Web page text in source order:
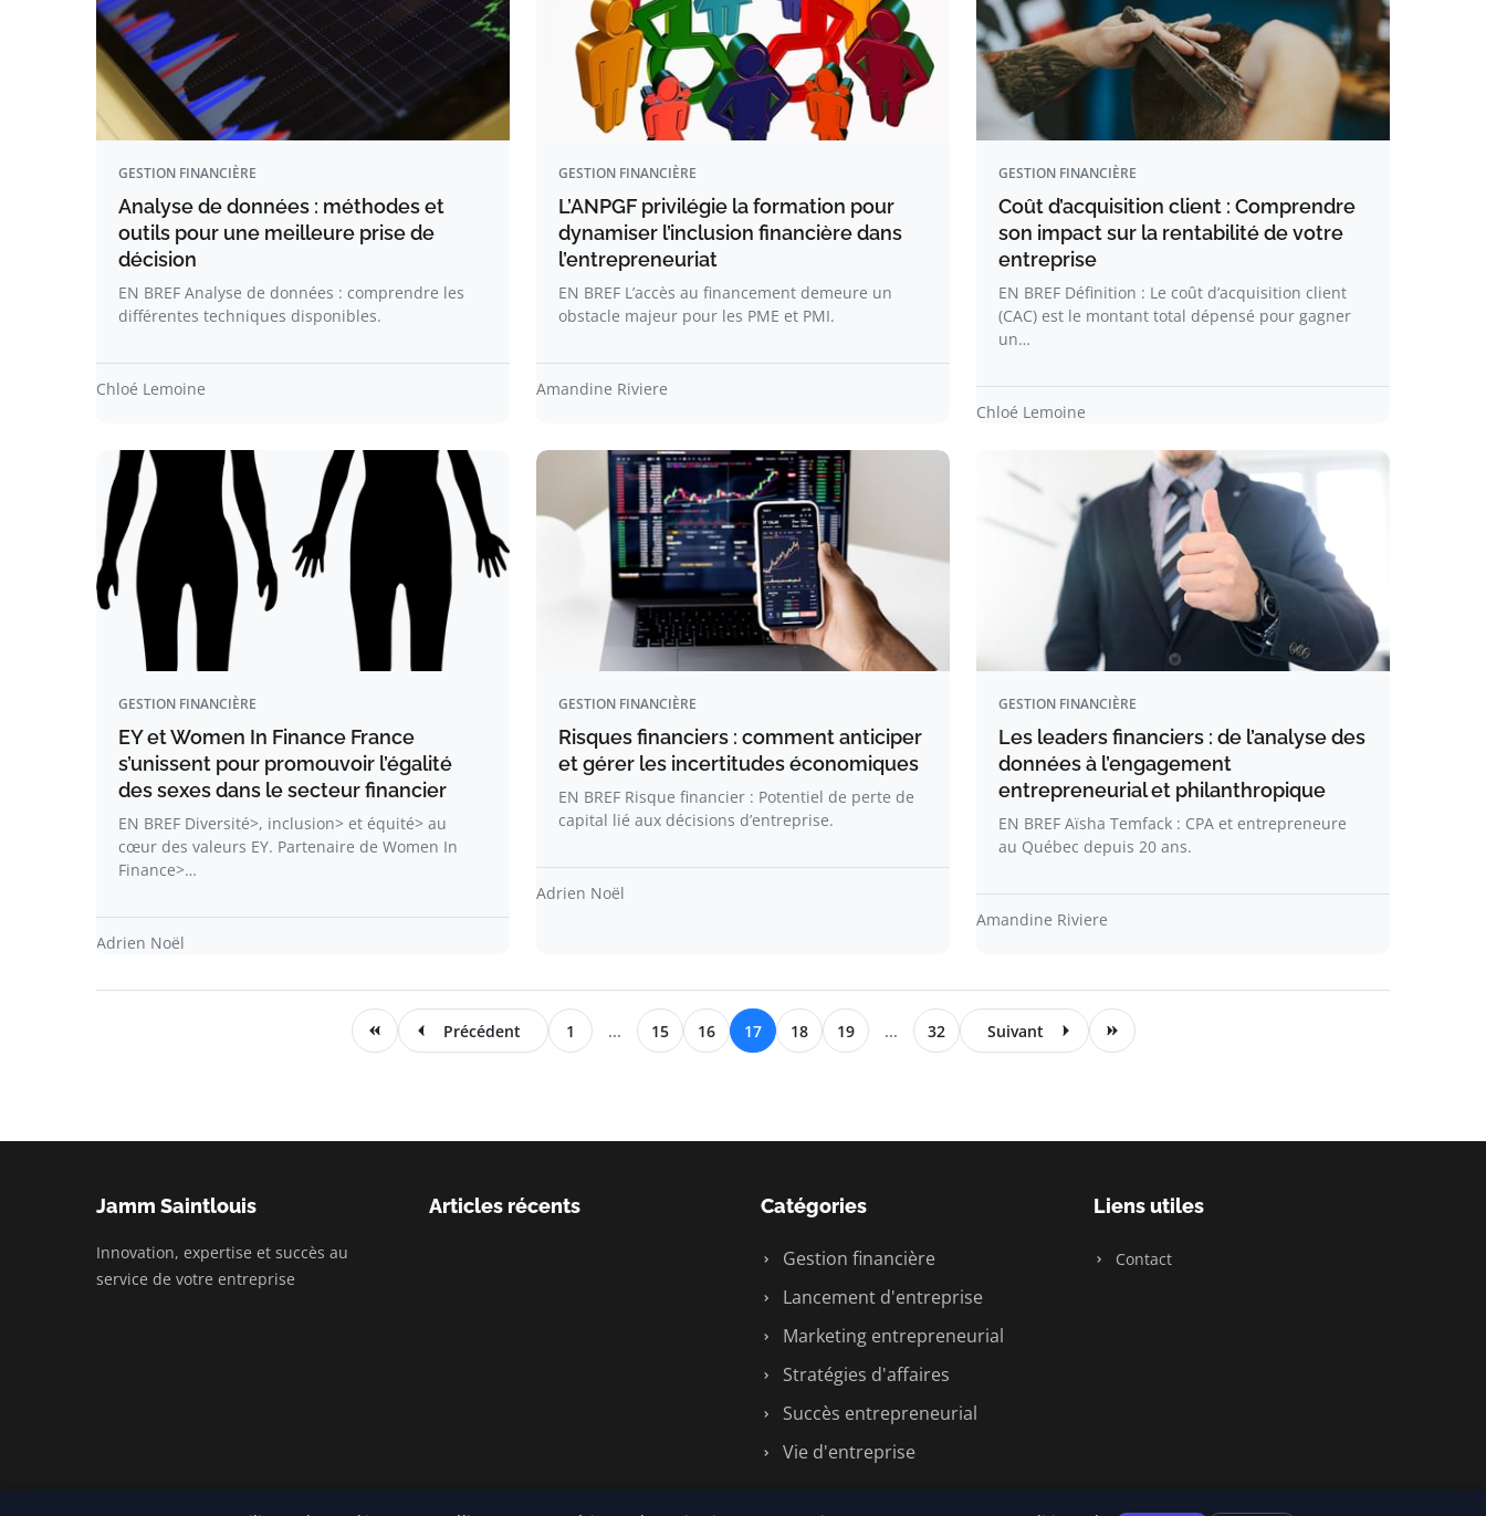
GESTION FINANCIÈRE
Analyse de données : méthodes et
outils pour une meilleure prise de
décision
EN BREF Analyse de données : comprendre les
différentes techniques disponibles.
Chloé Lemoine
GESTION FINANCIÈRE
L’ANPGF privilégie la formation pour
dynamiser l’inclusion financière dans
l’entrepreneuriat
EN BREF L’accès au financement demeure un
obstacle majeur pour les PME et PMI.
Amandine Riviere
GESTION FINANCIÈRE
Coût d’acquisition client : Comprendre
son impact sur la rentabilité de votre
entreprise
EN BREF Définition : Le coût d’acquisition client
(CAC) est le montant total dépensé pour gagner
un…
Chloé Lemoine
GESTION FINANCIÈRE
EY et Women In Finance France
s’unissent pour promouvoir l’égalité
des sexes dans le secteur financier
EN BREF Diversité>, inclusion> et équité> au
cœur des valeurs EY. Partenaire de Women In
Finance>…
Adrien Noël
GESTION FINANCIÈRE
Risques financiers : comment anticiper
et gérer les incertitudes économiques
EN BREF Risque financier : Potentiel de perte de
capital lié aux décisions d’entreprise.
Adrien Noël
GESTION FINANCIÈRE
Les leaders financiers : de l’analyse des
données à l’engagement
entrepreneurial et philanthropique
EN BREF Aïsha Temfack : CPA et entrepreneure
au Québec depuis 20 ans.
Amandine Riviere
Précédent 1 ... 15 16 17 18 19 ... 32 Suivant
Jamm Saintlouis
Innovation, expertise et succès au
service de votre entreprise
Articles récents Catégories
Gestion financière
Lancement d'entreprise
Marketing entrepreneurial
Stratégies d'affaires
Succès entrepreneurial
Vie d'entreprise
Liens utiles
Contact